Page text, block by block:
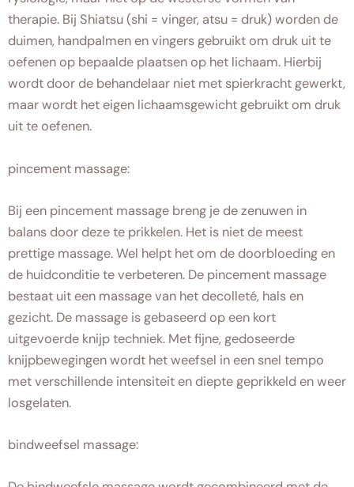
therapie. Bij Shiatsu (shi = vinger, atsu = druk) worden de
duimen, handpalmen en vingers gebruikt om druk uit te
oefenen op bepaalde plaatsen op het lichaam. Hierbij
wordt door de behandelaar niet met spierkracht gewerkt,
maar wordt het eigen lichaamsgewicht gebruikt om druk
uit te oefenen.
pincement massage:
Bij een pincement massage breng je de zenuwen in
balans door deze te prikkelen. Het is niet de meest
prettige massage. Wel helpt het om de doorbloeding en
de huidconditie te verbeteren. De pincement massage
bestaat uit een massage van het decolleté, hals en
gezicht. De massage is gebaseerd op een kort
uitgevoerde knijp techniek. Met fijne, gedoseerde
knijpbewegingen wordt het weefsel in een snel tempo
met verschillende intensiteit en diepte geprikkeld en weer
losgelaten.
bindweefsel massage: